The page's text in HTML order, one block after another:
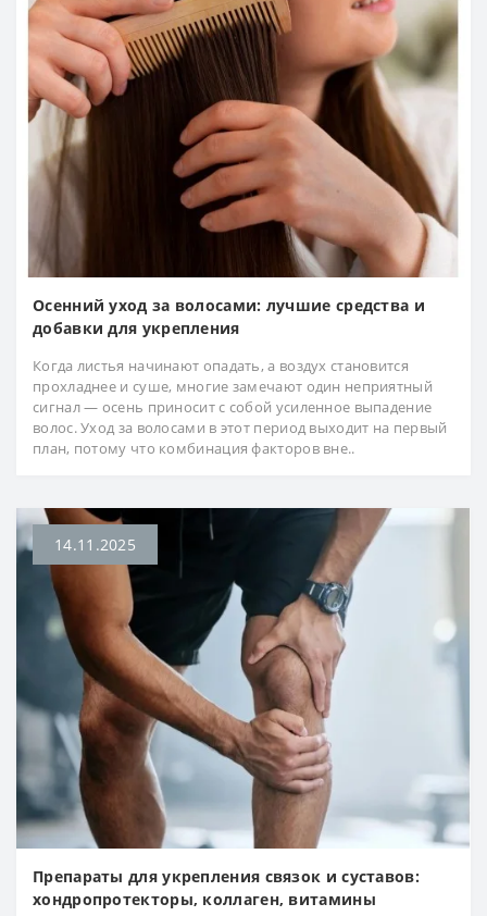
Осенний уход за волосами: лучшие средства и
добавки для укрепления
Когда листья начинают опадать, а воздух становится
прохладнее и суше, многие замечают один неприятный
сигнал — осень приносит с собой усиленное выпадение
волос. Уход за волосами в этот период выходит на первый
план, потому что комбинация факторов вне..
14.11.2025
Препараты для укрепления связок и суставов:
хондропротекторы, коллаген, витамины